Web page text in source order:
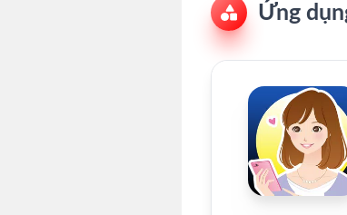
Ứng